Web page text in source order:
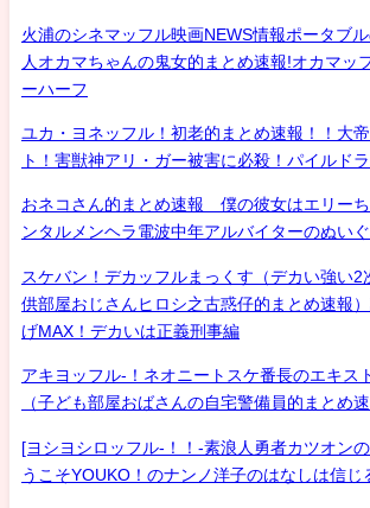
火浦のシネマッフル映画NEWS情報ポータブ
人オカマちゃんの鬼女的まとめ速報!オカマッ
ーハーフ
ユカ・ヨネッフル！初老的まとめ速報！！大
ト！害獣神アリ・ガー被害に必殺！パイルド
おネコさん的まとめ速報 僕の彼女はエリー
ンタルメンヘラ電波中年アルバイターのぬい
スケバン！デカッフルまっくす（デカい強い2
供部屋おじさんヒロシ之古惑仔的まとめ速報
げMAX！デカいは正義刑事編
アキヨッフル-！ネオニートスケ番長のエキス
（子ども部屋おばさんの自宅警備員的まとめ速
[ヨシヨシロッフル-！！-素浪人勇者カツオン
うこそYOUKO！のナンノ洋子のはなしは信じ